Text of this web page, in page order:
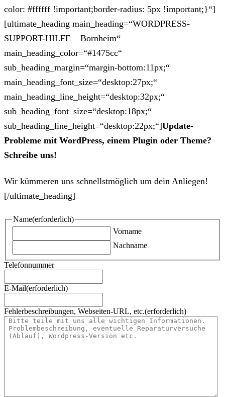
color: #ffffff !important;border-radius: 5px !important;}“]
[ultimate_heading main_heading=“WORDPRESS-
SUPPORT-HILFE – Bornheim“
main_heading_color=“#1475cc“
sub_heading_margin=“margin-bottom:11px;“
main_heading_font_size=“desktop:27px;“
main_heading_line_height=“desktop:32px;“
sub_heading_font_size=“desktop:18px;“
sub_heading_line_height=“desktop:22px;“]Update-
Probleme mit WordPress, einem Plugin oder Theme?
Schreibe uns!
Wir kümmeren uns schnellstmöglich um dein Anliegen!
[/ultimate_heading]
Name(erforderlich)
Vorname
Nachname
Telefonnummer
E-Mail(erforderlich)
Fehlerbeschreibungen, Webseiten-URL, etc.(erforderlich)